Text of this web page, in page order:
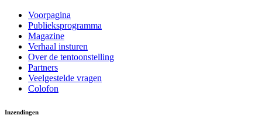
Voorpagina
Publieksprogramma
Magazine
Verhaal insturen
Over de tentoonstelling
Partners
Veelgestelde vragen
Colofon
Inzendingen